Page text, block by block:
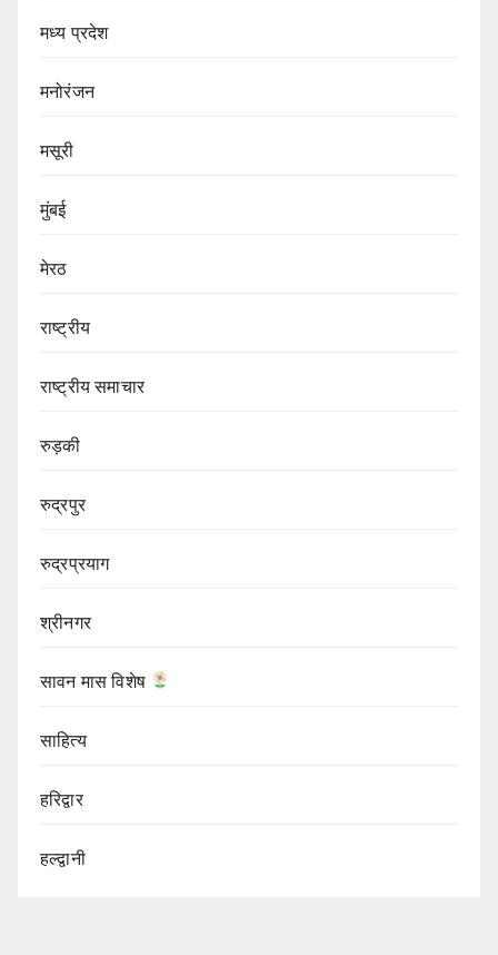
मध्य प्रदेश
मनोरंजन
मसूरी
मुंबई
मेरठ
राष्ट्रीय
राष्ट्रीय समाचार
रुड़की
रुद्रपुर
रुद्रप्रयाग
श्रीनगर
सावन मास विशेष
साहित्य
हरिद्वार
हल्द्वानी